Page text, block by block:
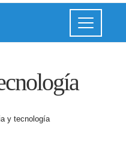
y tecnología